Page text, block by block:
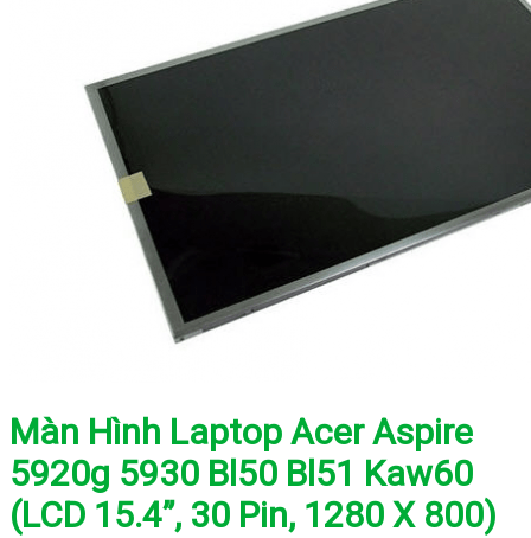
Màn Hình Laptop Acer Aspire
5920g 5930 Bl50 Bl51 Kaw60
(LCD 15.4”, 30 Pin, 1280 X 800)